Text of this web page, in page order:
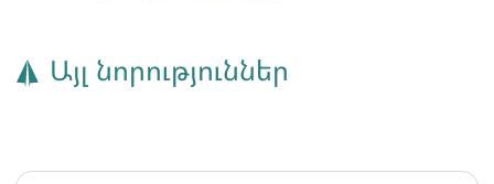
Այլ նորություններ